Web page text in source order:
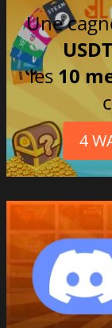
Une
USDT
les 10
4